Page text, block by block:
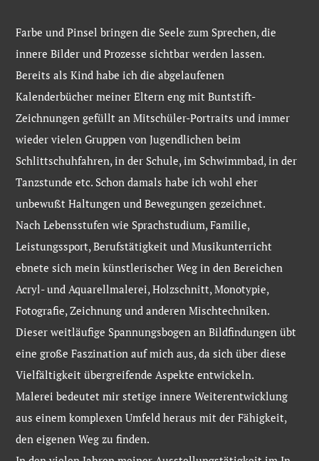
Farbe und Pinsel bringen die Seele zum Sprechen, die
innere Bilder und Prozesse sichtbar werden lassen.
Bereits als Kind habe ich die abgelaufenen
Kalenderbücher meiner Eltern eng mit Buntstift-
Zeichnungen gefüllt an Mitschüler-Portraits und immer
wieder vielen Gruppen von Jugendlichen beim
Schlittschuhfahren, in der Schule, im Schwimmbad, in der
Tanzstunde etc. Schon damals habe ich wohl eher
unbewußt Haltungen und Bewegungen gezeichnet.
Nach Lebensstufen wie Sprachstudium, Familie,
Leistungssport, Berufstätigkeit und Musikunterricht
ebnete sich mein künstlerischer Weg in den Bereichen
Acryl- und Aquarellmalerei, Holzschnitt, Monotypie,
Fotografie, Zeichnung und anderen Mischtechniken.
Dieser weitläufige Spannungsbogen an Bildfindungen übt
eine große Faszination auf mich aus, da sich über diese
Vielfältigkeit übergreifende Aspekte entwickeln.
Malerei bedeutet mir stetige innere Weiterentwicklung
aus einem komplexen Umfeld heraus mit der Fähigkeit,
den eigenen Weg zu finden.